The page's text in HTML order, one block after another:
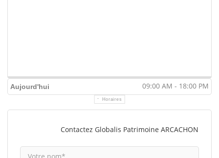
Aujourd'hui 09:00 AM - 18:00 PM
Horaires
Contactez Globalis Patrimoine ARCACHON